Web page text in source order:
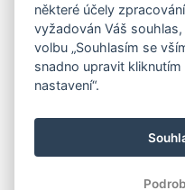
některé účely
vyžadován Váš
volbu „Souhlasím se
snadno upravit
nastavení“.